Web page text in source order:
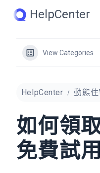
HelpCenter
View Categories
HelpCenter 動態
如何領
免費試